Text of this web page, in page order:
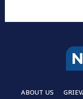
ABOUT US